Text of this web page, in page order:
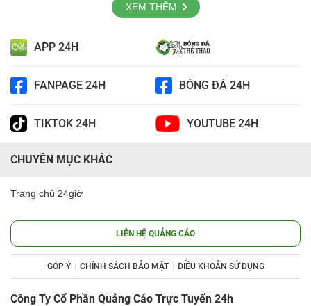
XEM THÊM
APP 24H
FANPAGE 24H BÓNG ĐÁ 24H
TIKTOK 24H YOUTUBE 24H
CHUYÊN MỤC KHÁC
Trang chủ 24giờ
LIÊN HỆ QUẢNG CÁO
GÓP Ý CHÍNH SÁCH BẢO MẬT ĐIỀU KHOẢN SỬ DỤNG
Công Ty Cổ Phần Quảng Cáo Trực Tuyến 24h